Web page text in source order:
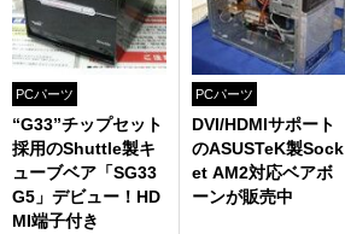
PCパーツ
“G33”チップセット
採用のShuttle製キ
ューブベア「SG33
G5」デビュー！HD
MI端子付き
PCパーツ
DVI/HDMIサポート
のASUSTeK製Sock
et AM2対応ベアボ
ーンが販売中